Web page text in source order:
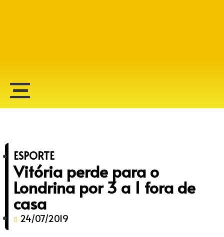
ESPORTE
Vitória perde para o
Londrina por 3 a 1 fora de
casa
24/07/2019